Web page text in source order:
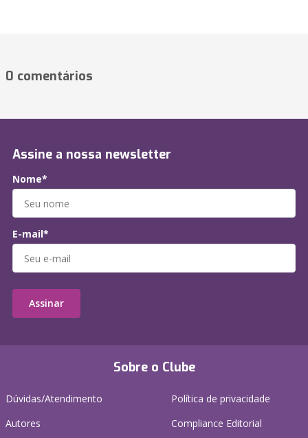
0 comentários
Sobre o Clube
Dúvidas/Atendimento
Autores
Política de privacidade
Compliance Editorial
Assine a nossa newsletter
Nome*
E-mail*
Assinar